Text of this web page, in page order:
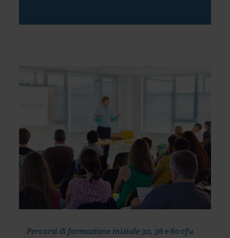
Percorsi di formazione iniziale 30, 36 e 60 cfu